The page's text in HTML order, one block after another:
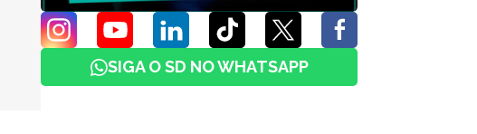
SIGA O SD NO WHATSAPP